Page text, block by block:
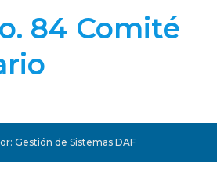
84 Comité
Gestión de Sistemas DAF